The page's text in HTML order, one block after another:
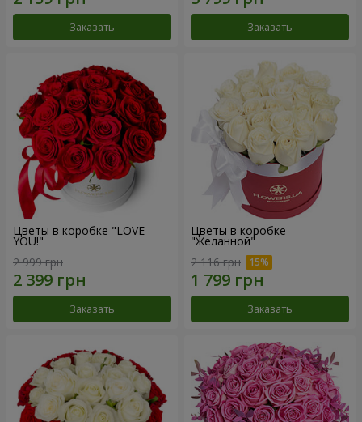
Заказать Заказать
Цветы в коробке "LOVE
YOU!"
2 999 грн
Заказать
Цветы в коробке
"Желанной"
2 116 грн
Заказать